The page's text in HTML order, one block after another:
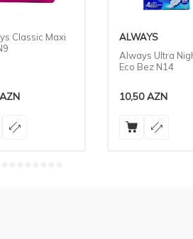
Classic Maxi
ALWAYS
Always Ultra Night
Eco Bez N14
10,50AZN